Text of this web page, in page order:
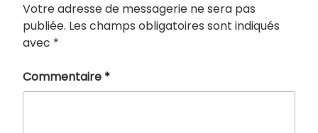
Votre adresse de messagerie ne sera pas
publiée. Les champs obligatoires sont indiqués
avec *
Commentaire *